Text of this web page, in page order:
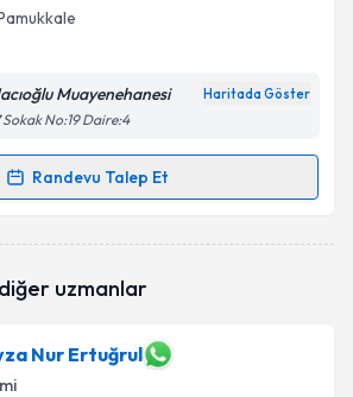
işlenmesine ilişkin
ve kişisel verilerimin belirtilen
işlenmesini kabul ediyorum.
Takvim Talebini Gönder
Muayenehanesi Haritada Göster
Sokak No:19 Daire:4
Randevu Talep Et
Talebi
bu uzmandan randevu almanız için bir
uzmanlar
Nur Ertuğrul